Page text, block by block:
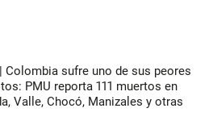
Colombia sufre uno de sus peores
PMU reporta 111 muertos en
Valle, Chocó, Manizales y otras